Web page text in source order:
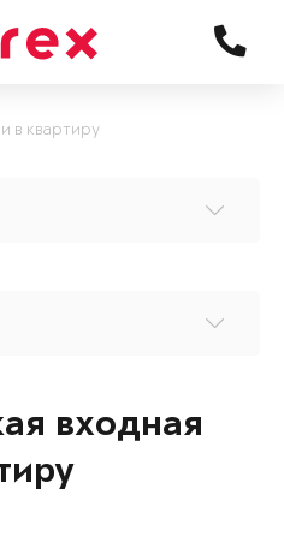
в квартиру
входная